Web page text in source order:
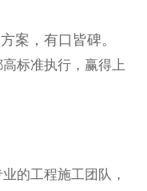
案，有口皆碑。
标准执行，赢得上
的工程施工团队，